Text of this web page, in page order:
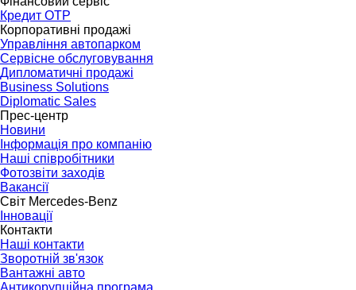
Кредит OTP
Корпоративні продажі
Управління автопарком
Сервісне обслуговування
Дипломатичні продажі
Business Solutions
Diplomatic Sales
Прес-центр
Новини
Інформація про компанію
Наші співробітники
Фотозвіти заходів
Вакансії
Світ Mercedes-Benz
Інновації
Контакти
Наші контакти
Зворотній зв'язок
Вантажні авто
Антикорупційна програма